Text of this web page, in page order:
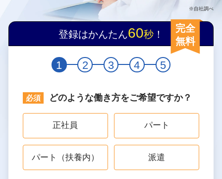
※自社調べ
登録はかんたん60秒 ！
完全
無料
1 2 3 4 5
どのような働き方をご希望ですか？
正社員 パート
パート（扶養内） 派遣